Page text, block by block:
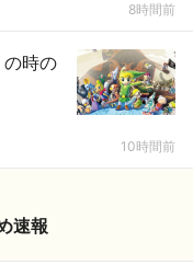
8時間前
時の
10時間前
速報